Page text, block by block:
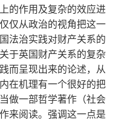
的作用及复杂的效应进
仅从政治的视角把这一
法治实践对财产关系的
于英国财产关系的复杂
而呈现出来的论述，从
在机理有一个很好的把
做一部哲学著作（社会
来阅读。强调这一点是